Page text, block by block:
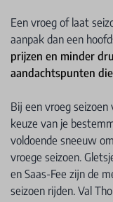
Een vroeg of laat
aanpak dan een
prijzen en minder
aandachtspunten
Bij een vroeg
keuze van je
voldoende sneeuw
vroege seizoen.
en Saas-Fee zijn de
seizoen rijden. Val